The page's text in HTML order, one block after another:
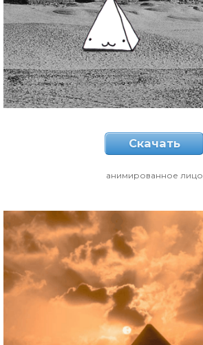
Скачать
анимированное лицо